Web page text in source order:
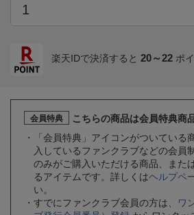
楽天IDで決済すると 20～22 ポ
会員特典
こちらの商品は会員特典商
「会員特典」アイコンがついている
入しているファンクラブなどの会員
のみがご購入いただける商品、また
るアイテムです。詳しくはヘルプペ
い。
すでにファンクラブ会員の方は、
ワ